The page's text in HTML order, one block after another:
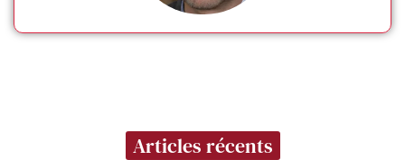
Articles récents